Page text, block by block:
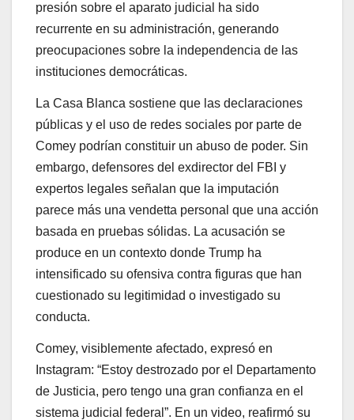
presión sobre el aparato judicial ha sido
recurrente en su administración, generando
preocupaciones sobre la independencia de las
instituciones democráticas.
La Casa Blanca sostiene que las declaraciones
públicas y el uso de redes sociales por parte de
Comey podrían constituir un abuso de poder. Sin
embargo, defensores del exdirector del FBI y
expertos legales señalan que la imputación
parece más una vendetta personal que una acción
basada en pruebas sólidas. La acusación se
produce en un contexto donde Trump ha
intensificado su ofensiva contra figuras que han
cuestionado su legitimidad o investigado su
conducta.
Comey, visiblemente afectado, expresó en
Instagram: “Estoy destrozado por el Departamento
de Justicia, pero tengo una gran confianza en el
sistema judicial federal”. En un video, reafirmó su